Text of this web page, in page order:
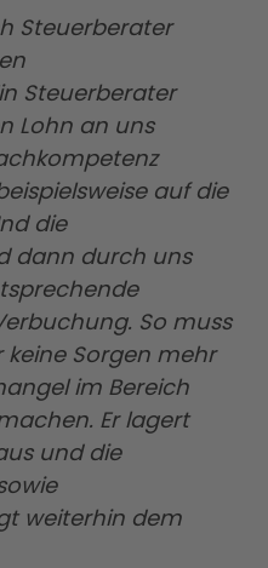
Steuerberater
Steuerberater
Lohn an uns
auf die
die
dann durch uns
So muss
Sorgen mehr
im Bereich
Er lagert
und die
weiterhin dem